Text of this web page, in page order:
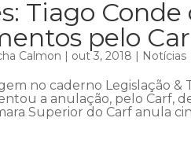
Tiago
pelo
Calmon | out 3, 2018 | Notícias
no caderno Legislação &
a anulação, pelo Carf,
Superior do Carf anula